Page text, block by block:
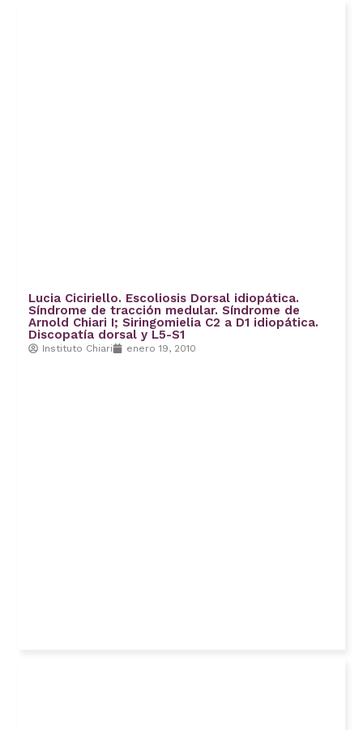
Lucia Ciciriello. Escoliosis Dorsal idiopática.
Síndrome de tracción medular. Síndrome de
Arnold Chiari I; Siringomielia C2 a D1 idiopática.
Discopatía dorsal y L5-S1
Instituto Chiari enero 19, 2010